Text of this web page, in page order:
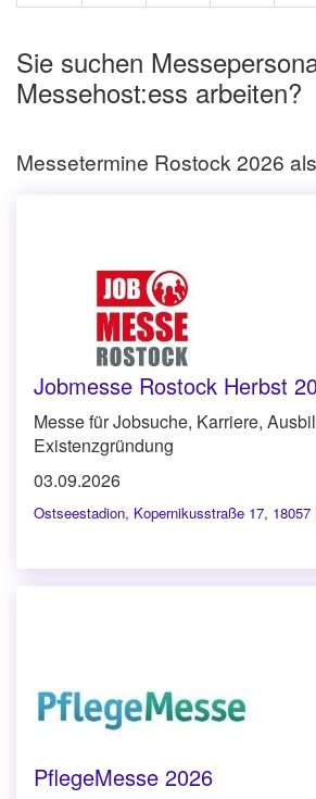
Sie suchen
Messehost:ess arbeiten?
Messetermine Rostock 2026
Jobmesse Rostock Herbst
Messe für Jobsuche, Karriere,
Existenzgründung
03.09.2026
Ostseestadion, Kopernikusstraße 17,
PflegeMesse 2026